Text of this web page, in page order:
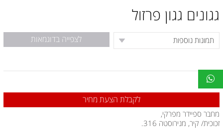
גגונים גגון פרזול
לצפייה בדוגמאות
לקבלת הצעת מחיר
מחבר ספיידר מפרקי,
זכוכית/ קיר, מנירוסטה 316.